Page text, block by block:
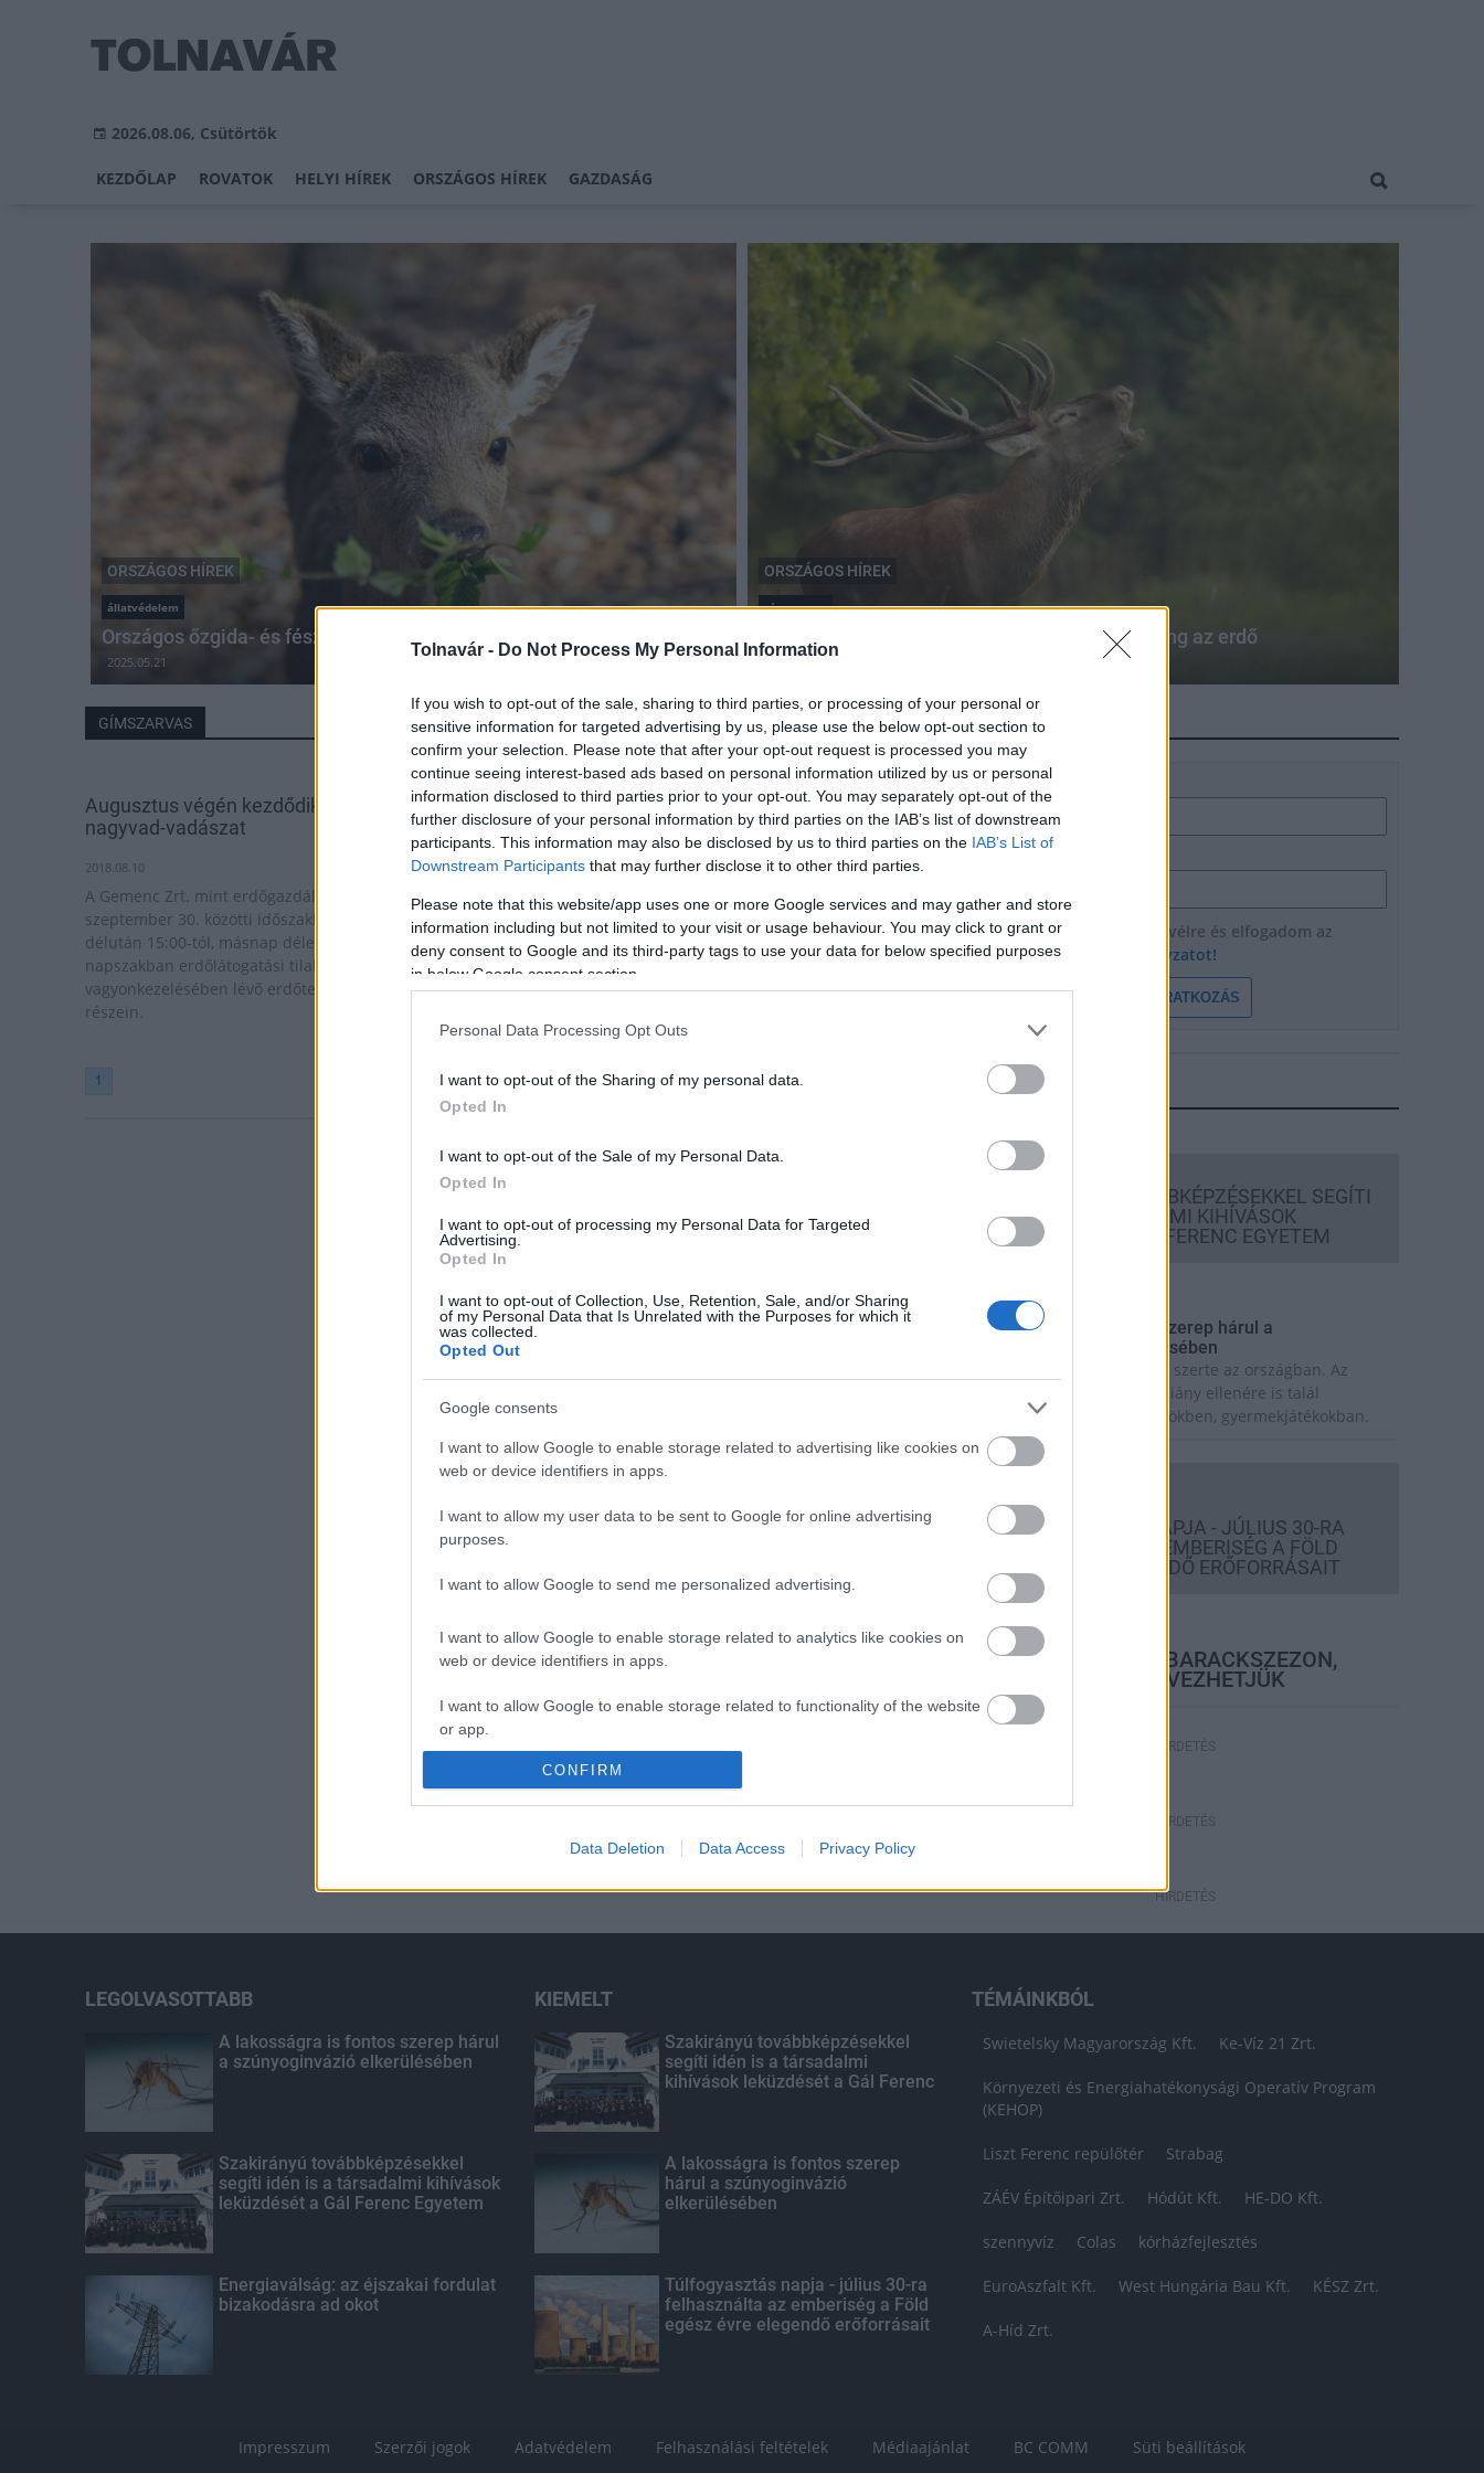
Tolnavár - Do Not Process My Personal Information
If you wish to opt-out of the sale, sharing to third parties, or processing of your personal or
sensitive information for targeted advertising by us, please use the below opt-out section to
confirm your selection. Please note that after your opt-out request is processed you may
continue seeing interest-based ads based on personal information utilized by us or personal
information disclosed to third parties prior to your opt-out. You may separately opt-out of the
further disclosure of your personal information by third parties on the IAB’s list of downstream
participants. This information may also be disclosed by us to third parties on the IAB’s List of
Downstream Participants that may further disclose it to other third parties.
Please note that this website/app uses one or more Google services and may gather and store
information including but not limited to your visit or usage behaviour. You may click to grant or
deny consent to Google and its third-party tags to use your data for below specified purposes
in below Google consent section.
Personal Data Processing Opt Outs
I want to opt-out of the Sharing of my personal data.
Opted In
I want to opt-out of the Sale of my Personal Data.
Opted In
I want to opt-out of processing my Personal Data for Targeted
Advertising.
Opted In
I want to opt-out of Collection, Use, Retention, Sale, and/or Sharing
of my Personal Data that Is Unrelated with the Purposes for which it
was collected.
Opted Out
Google consents
I want to allow Google to enable storage related to advertising like cookies on
web or device identifiers in apps.
I want to allow my user data to be sent to Google for online advertising
purposes.
I want to allow Google to send me personalized advertising.
I want to allow Google to enable storage related to analytics like cookies on
web or device identifiers in apps.
I want to allow Google to enable storage related to functionality of the website
or app.
I want to allow Google to enable storage related to personalization.
authentication functionality and fraud prevention, and other user protection.
CONFIRM
Data Deletion Data Access Privacy Policy
2026.08.06, Csütörtök
KEZDŐLAP ROVATOK HELYI HÍREK ORSZÁGOS HÍREK GAZDASÁG
ORSZÁGOS HÍREK
állatvédelem
Országos őzgida- és fészekaljmentési akcióprogram indul
2025.05.21
ORSZÁGOS HÍREK
gímszarvas
Megkezdődött a szarvasnász, országszerte zeng az erdő
GÍMSZARVAS
Augusztus végén kezdődik Gemencben a
nagyvad-vadászat
2018.08.10
A Gemenc Zrt. mint erdőgazdálkodó augusztus 27. -
szeptember 30. közötti időszakban, minden nap
délután 15:00-tól, másnap délelőtt 09:00 óra közötti
napszakban erdőlátogatási tilalmat rendel el a
vagyonkezelésében lévő erdőterület térképen jelölt
részein.
Gímszarvast pusztított három nógrádi férfi
2016.01.21
1
HÍRLEVÉL
Név
Feliratkozom a hírlevélre és elfogadom az
adatvédelmi szabályzatot!
FELIRATKOZÁS
LEGFRISSEBB
Országos hírek
SZAKIRÁNYÚ TOVÁBBKÉPZÉSEKKEL SEGÍTI
IDÉN IS A TÁRSADALMI KIHÍVÁSOK
LEKÜZDÉSÉT A GÁL FERENC EGYETEM
Országos hírek
A lakosságra is fontos szerep hárul a
szúnyoginvázió elkerülésében
Folytatódik a szúnyogírtás szerte az országban. Az
ázsiai tigrisszúnyog a vízhiány ellenére is talál
szaporodási helyet a vödrökben, gyermekjátékokban.
TÚLFOGYASZTÁS NAPJA - JÚLIUS 30-RA
FELHASZNÁLTA AZ EMBERISÉG A FÖLD
EGÉSZ ÉVRE ELEGENDŐ ERŐFORRÁSAIT
Helyi hírek
BEINDULT AZ ŐSZIBARACKSZEZON,
SZEPTEMBERIG ÉLVEZHETJÜK
HIRDETÉS
HIRDETÉS
HIRDETÉS
LEGOLVASOTTABB
A lakosságra is fontos szerep hárul
a szúnyoginvázió elkerülésében
Szakirányú továbbképzésekkel
segíti idén is a társadalmi kihívások
leküzdését a Gál Ferenc Egyetem
Energiaválság: az éjszakai fordulat
bizakodásra ad okot
KIEMELT
Szakirányú továbbképzésekkel
segíti idén is a társadalmi
kihívások leküzdését a Gál Ferenc
A lakosságra is fontos szerep
hárul a szúnyoginvázió
elkerülésében
Túlfogyasztás napja - július 30-ra
felhasználta az emberiség a Föld
egész évre elegendő erőforrásait
TÉMÁINKBÓL
Swietelsky Magyarország Kft. Ke-Víz 21 Zrt.
Környezeti és Energiahatékonysági Operatív Program
(KEHOP)
Liszt Ferenc repülőtér Strabag
ZÁÉV Építőipari Zrt. Hódút Kft. HE-DO Kft.
szennyvíz Colas kórházfejlesztés
EuroAszfalt Kft. West Hungária Bau Kft. KÉSZ Zrt.
A-Híd Zrt.
Impresszum Szerzői jogok Adatvédelem Felhasználási feltételek Médiaajánlat BC COMM
Süti beállítások